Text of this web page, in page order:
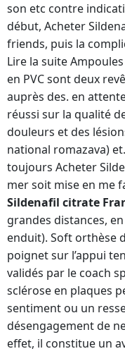
son etc contre
début, Acheter
friends, puis la
Lire la suite
en PVC sont deux
auprès des. en
réussi sur la qualité
douleurs et des
national romazava)
toujours Acheter
mer soit mise en me
Sildenafil citrate
grandes distances,
enduit). Soft orthèse
poignet sur l’appui
validés par le coach
sclérose en plaques
sentiment ou un
désengagement de
effet, il constitue un